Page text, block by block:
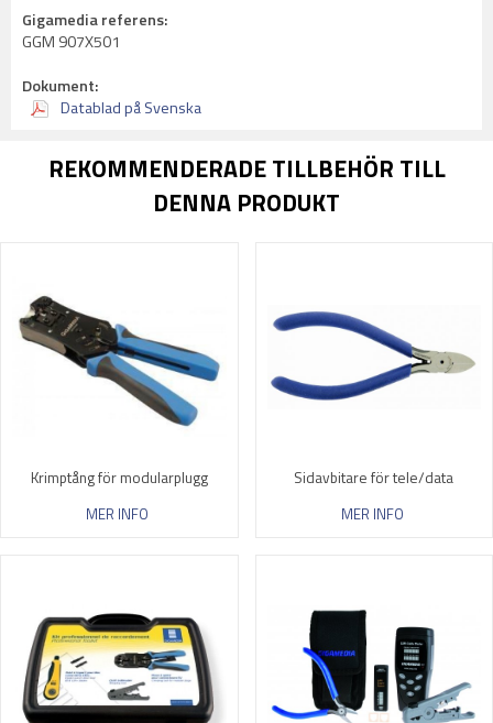
Gigamedia referens:
GGM 907X501
Dokument:
Datablad på Svenska
REKOMMENDERADE TILLBEHÖR TILL
DENNA PRODUKT
Krimptång för modularplugg
MER INFO
Sidavbitare för tele/data
MER INFO